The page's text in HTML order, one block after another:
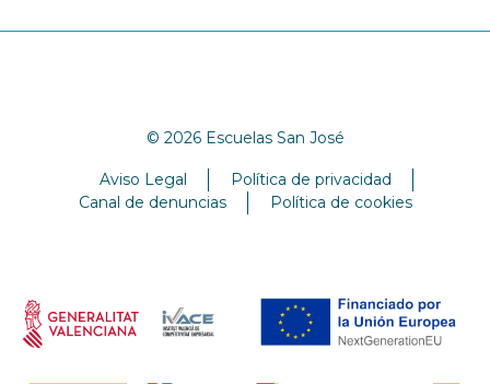
© 2026 Escuelas San José
Aviso Legal
Política de privacidad
Canal de denuncias
Política de cookies